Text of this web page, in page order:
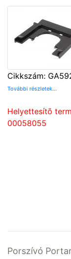
Cikkszám:
További részletek...
Helyettesítõ
00058055
Porszívó